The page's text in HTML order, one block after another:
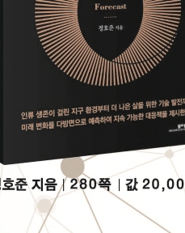
그 영향
술 교육
력
의미
위한 국제 협력
사회를 위한 노력
미래 변화 대응 전략
육 개혁